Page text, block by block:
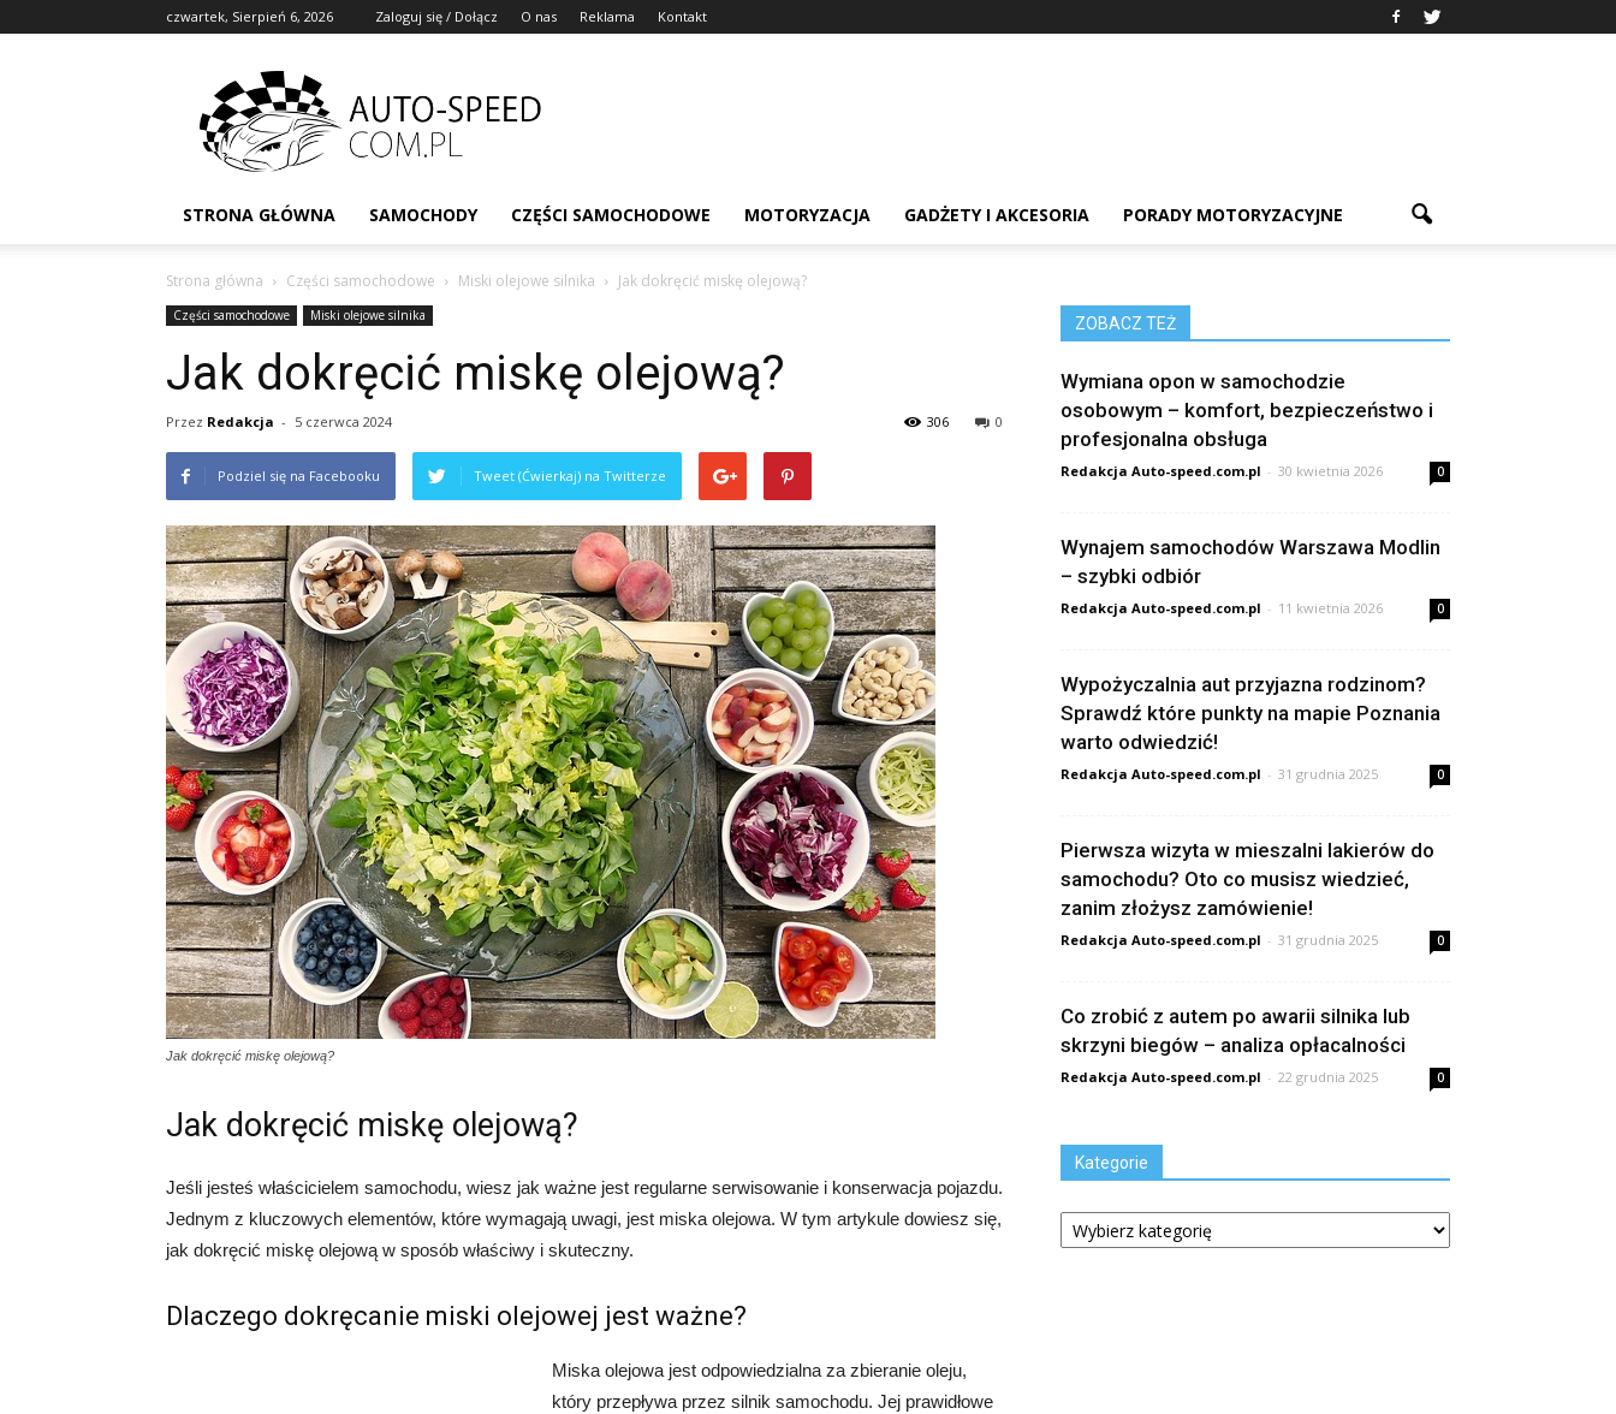
czwartek, Sierpień 6, 2026 Zaloguj się / Dołącz O nas Reklama Kontakt
STRONA GŁÓWNA SAMOCHODY CZĘŚCI SAMOCHODOWE MOTORYZACJA GADŻETY I AKCESORIA PORADY MOTORYZACYJNE
Strona główna Części samochodowe Miski olejowe silnika Jak dokręcić miskę olejową?
Części samochodowe Miski olejowe silnika
Jak dokręcić miskę olejową?
Przez Redakcja - 5 czerwca 2024 0
306
Podziel się na Facebooku Tweet (Ćwierkaj) na Twitterze
Jak dokręcić miskę olejową?
Jak dokręcić miskę olejową?
Jeśli jesteś właścicielem samochodu, wiesz jak ważne jest regularne serwisowanie i konserwacja pojazdu.
Jednym z kluczowych elementów, które wymagają uwagi, jest miska olejowa. W tym artykule dowiesz się,
jak dokręcić miskę olejową w sposób właściwy i skuteczny.
Dlaczego dokręcanie miski olejowej jest ważne?
Miska olejowa jest odpowiedzialna za zbieranie oleju,
który przepływa przez silnik samochodu. Jej prawidłowe
ZOBACZ TEŻ
Wymiana opon w samochodzie
osobowym – komfort, bezpieczeństwo i
profesjonalna obsługa
Redakcja Auto-speed.com.pl - 30 kwietnia 2026 0
Wynajem samochodów Warszawa Modlin
– szybki odbiór
Redakcja Auto-speed.com.pl - 11 kwietnia 2026 0
Wypożyczalnia aut przyjazna rodzinom?
Sprawdź które punkty na mapie Poznania
warto odwiedzić!
Redakcja Auto-speed.com.pl - 31 grudnia 2025 0
Pierwsza wizyta w mieszalni lakierów do
samochodu? Oto co musisz wiedzieć,
zanim złożysz zamówienie!
Redakcja Auto-speed.com.pl - 31 grudnia 2025 0
Co zrobić z autem po awarii silnika lub
skrzyni biegów – analiza opłacalności
Redakcja Auto-speed.com.pl - 22 grudnia 2025 0
Kategorie
Kategorie